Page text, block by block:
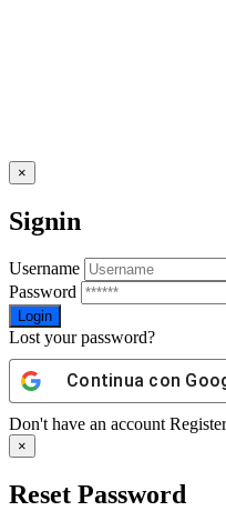
×
Signin
Username
Password
Lost your password?
Continua con
Don't have an accountRegister
×
Reset Password